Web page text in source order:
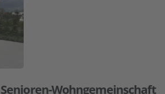
Wohngemeinschaft